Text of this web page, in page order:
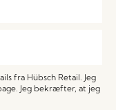
fra Hübsch Retail. Jeg
Jeg bekræfter, at jeg